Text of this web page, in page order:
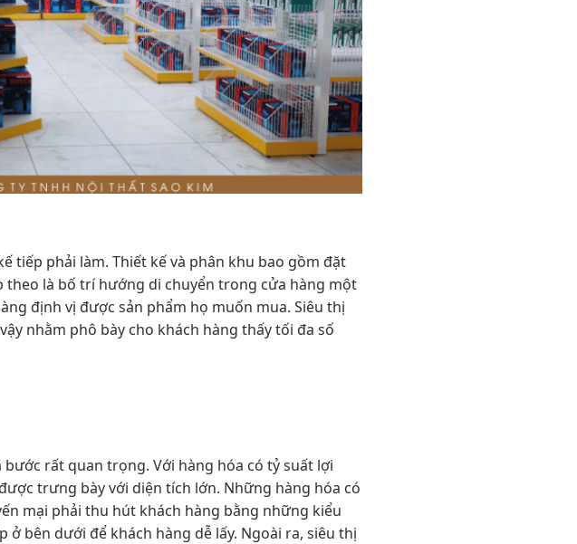
tiếp phải làm. Thiết kế và phân khu bao gồm đặt
theo là bố trí hướng di chuyển trong cửa hàng một
định vị được sản phẩm họ muốn mua. Siêu thị
nhằm phô bày cho khách hàng thấy tối đa số
rất quan trọng. Với hàng hóa có tỷ suất lợi
trưng bày với diện tích lớn. Những hàng hóa có
mại phải thu hút khách hàng bằng những kiểu
bên dưới để khách hàng dễ lấy. Ngoài ra, siêu thị